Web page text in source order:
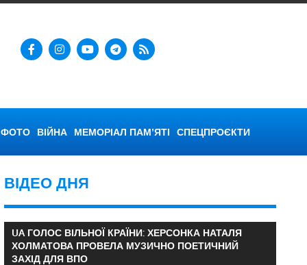
ФОТО ВІЙНА МЕМОРІАЛ ПАМ’ЯТІ СПЕЦПРОЄКТИ
ВІДЕО ДНЯ
UA ГОЛОС ВІЛЬНОЇ КРАЇНИ: ХЕРСОНКА НАТАЛЯ
ХОЛМАТОВА ПРОВЕЛА МУЗИЧНО ПОЕТИЧНИЙ
ЗАХІД ДЛЯ ВПО